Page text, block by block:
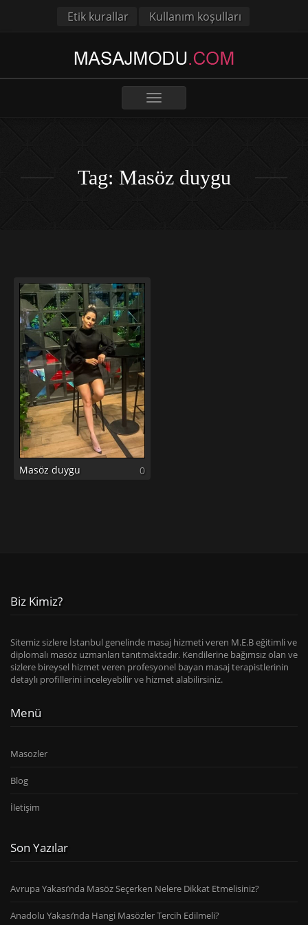
Etik kurallar Kullanım koşulları
Toggle
Tag: Masöz duygu
Masöz duygu 0
Biz Kimiz?
Sitemiz sizlere İstanbul genelinde masaj hizmeti veren M.E.B eğitimli ve
diplomalı masöz uzmanları tanıtmaktadır. Kendilerine bağımsız olan ve
sizlere bireysel hizmet veren profesyonel bayan masaj terapistlerinin
detaylı profillerini inceleyebilir ve hizmet alabilirsiniz.
Menü
Masozler
Blog
İletişim
Son Yazılar
Avrupa Yakası’nda Masöz Seçerken Nelere Dikkat Etmelisiniz?
Anadolu Yakası’nda Hangi Masözler Tercih Edilmeli?